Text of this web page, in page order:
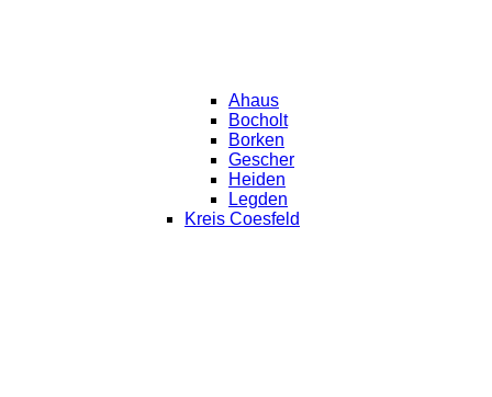
Ahaus
Bocholt
Borken
Gescher
Heiden
Legden
Kreis Coesfeld